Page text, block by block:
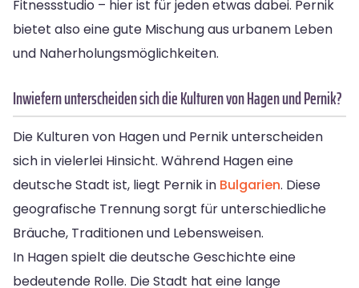
Fitnessstudio – hier ist für jeden etwas dabei. Pernik
bietet also eine gute Mischung aus urbanem Leben
und Naherholungsmöglichkeiten.
Inwiefern unterscheiden sich die Kulturen von Hagen und Pernik?
Die Kulturen von Hagen und Pernik unterscheiden
sich in vielerlei Hinsicht. Während Hagen eine
deutsche Stadt ist, liegt Pernik in Bulgarien. Diese
geografische Trennung sorgt für unterschiedliche
Bräuche, Traditionen und Lebensweisen.
In Hagen spielt die deutsche Geschichte eine
bedeutende Rolle. Die Stadt hat eine lange